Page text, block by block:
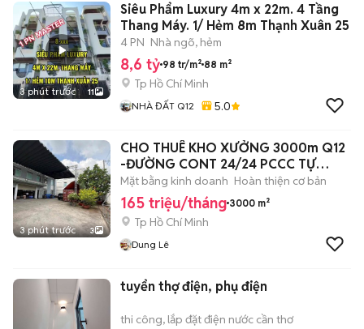
3 phút trước 11
Siêu Phẩm Luxury 4m x 22m. 4 Tầng
Thang Máy. 1/ Hẻm 8m Thạnh Xuân 25
4 PN Nhà ngõ, hẻm
8,6 tỷ 98 tr/m² 88 m²
Tp Hồ Chí Minh
NHÀ ĐẤT Q12 5.0
3 phút trước 3
CHO THUÊ KHO XƯỞNG 3000m Q12
-ĐƯỜNG CONT 24/24 PCCC TỰ
ĐỘNG
Mặt bằng kinh doanh Hoàn thiện cơ bản
165 triệu/tháng 3000 m²
Tp Hồ Chí Minh
Dung Lê
tuyển thợ điện, phụ điện
thi công, lắp đặt điện nước cần thơ